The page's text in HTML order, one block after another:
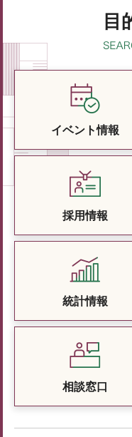
目
イベント情報
採用情報
統計情報
相談窓口